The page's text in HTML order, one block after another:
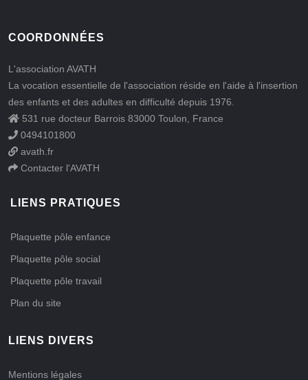
COORDONNÉES
L'association AVATH
La vocation essentielle de l'association réside en l'aide à l'insertion
des enfants et des adultes en difficulté depuis 1976.
531 rue docteur Barrois 83000 Toulon, France
0494101800
avath.fr
Contacter l'AVATH
LIENS PRATIQUES
Plaquette pôle enfance
Plaquette pôle social
Plaquette pôle travail
Plan du site
LIENS DIVERS
Mentions légales